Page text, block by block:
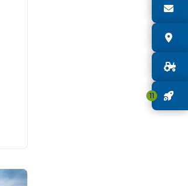
11